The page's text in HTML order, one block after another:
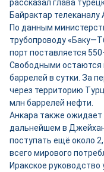
рассказал глава
Байрактар телеканалу
По данным
трубопроводу
порт поставляется
Свободными
баррелей в сутки. За
через территорию
млн баррелей нефти.
Анкара также ожидает
дальнейшем в
поступать ещё около
всего мирового
Иракское руководство